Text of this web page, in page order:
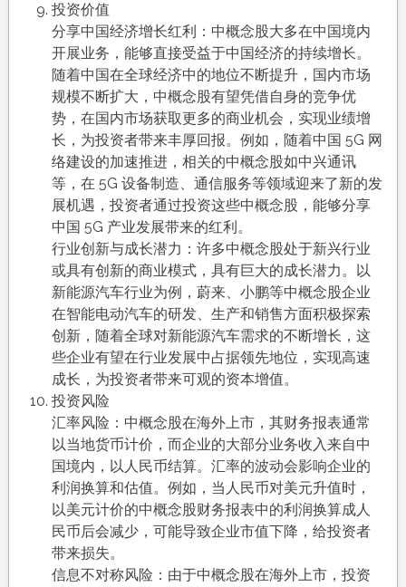
投资价值
分享中国经济增长红利：中概念股大多在中国境内
开展业务，能够直接受益于中国经济的持续增长。
随着中国在全球经济中的地位不断提升，国内市场
规模不断扩大，中概念股有望凭借自身的竞争优
势，在国内市场获取更多的商业机会，实现业绩增
长，为投资者带来丰厚回报。例如，随着中国 5G 网
络建设的加速推进，相关的中概念股如中兴通讯
等，在 5G 设备制造、通信服务等领域迎来了新的发
展机遇，投资者通过投资这些中概念股，能够分享
中国 5G 产业发展带来的红利。
行业创新与成长潜力：许多中概念股处于新兴行业
或具有创新的商业模式，具有巨大的成长潜力。以
新能源汽车行业为例，蔚来、小鹏等中概念股企业
在智能电动汽车的研发、生产和销售方面积极探索
创新，随着全球对新能源汽车需求的不断增长，这
些企业有望在行业发展中占据领先地位，实现高速
成长，为投资者带来可观的资本增值。
投资风险
汇率风险：中概念股在海外上市，其财务报表通常
以当地货币计价，而企业的大部分业务收入来自中
国境内，以人民币结算。汇率的波动会影响企业的
利润换算和估值。例如，当人民币对美元升值时，
以美元计价的中概念股财务报表中的利润换算成人
民币后会减少，可能导致企业市值下降，给投资者
带来损失。
信息不对称风险：由于中概念股在海外上市，投资